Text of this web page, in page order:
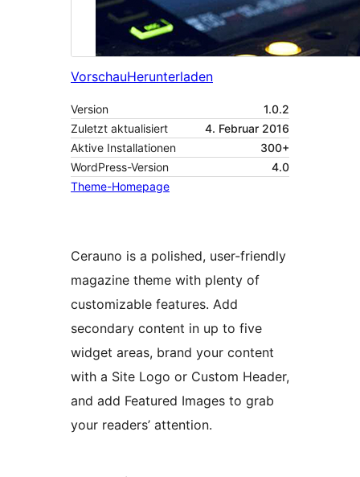
VorschauHerunterladen
Version
1.0.2
Zuletzt aktualisiert
4. Februar 2016
Aktive Installationen
300+
WordPress-Version
4.0
Theme-Homepage
Cerauno is a polished, user-friendly
magazine theme with plenty of
customizable features. Add
secondary content in up to five
widget areas, brand your content
with a Site Logo or Custom Header,
and add Featured Images to grab
your readers’ attention.